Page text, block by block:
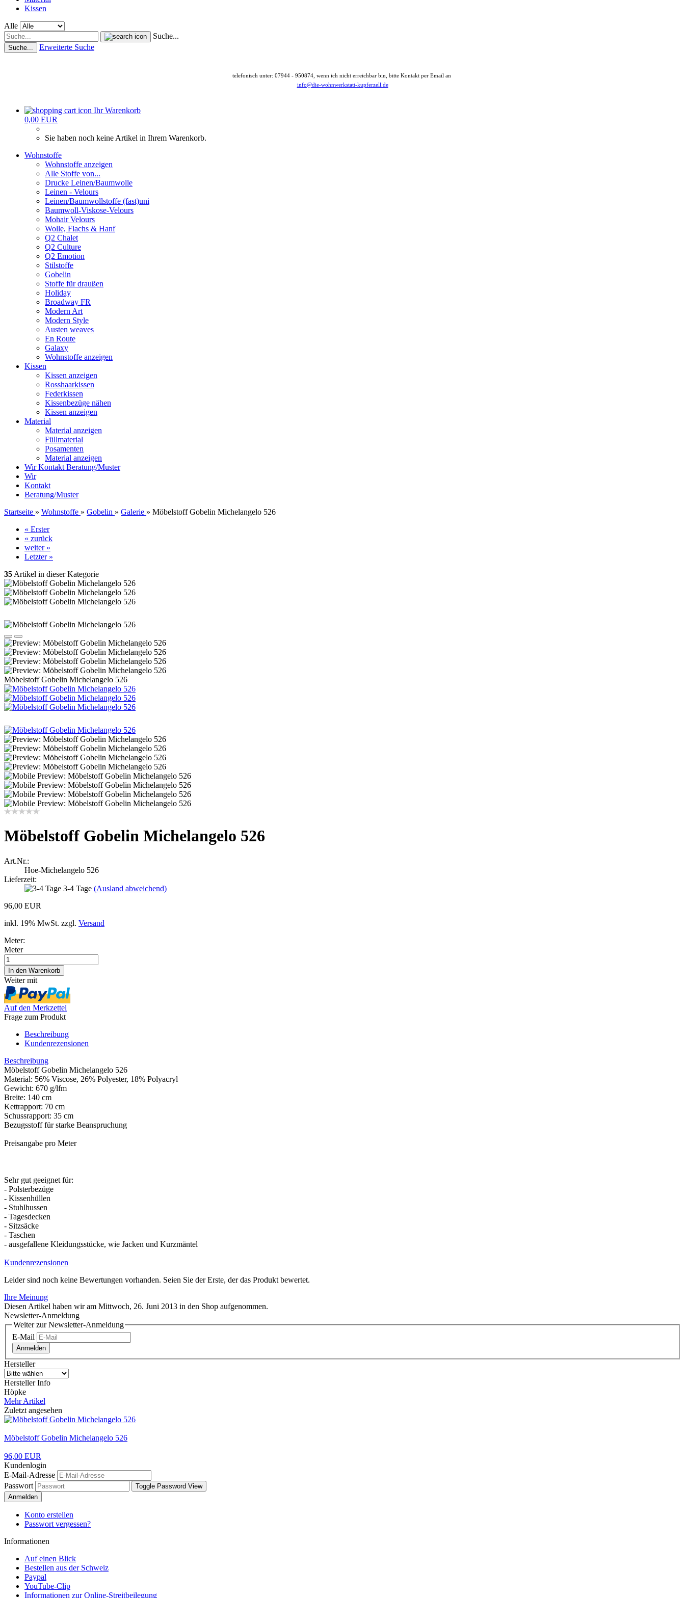
Kissen
Alle
Suche...
Suche... Erweiterte Suche
telefonisch unter: 07944 - 950874, wenn ich nicht erreichbar bin, bitte Kontakt per Email an
info@die-wohnwerkstatt-kupferzell.de
Ihr Warenkorb
0,00 EUR
Sie haben noch keine Artikel in Ihrem Warenkorb.
Wohnstoffe
Wohnstoffe anzeigen
Alle Stoffe von...
Drucke Leinen/Baumwolle
Leinen - Velours
Leinen/Baumwollstoffe (fast)uni
Baumwoll-Viskose-Velours
Mohair Velours
Wolle, Flachs & Hanf
Q2 Chalet
Q2 Culture
Q2 Emotion
Stilstoffe
Gobelin
Stoffe für draußen
Holiday
Broadway FR
Modern Art
Modern Style
Austen weaves
En Route
Galaxy
Wohnstoffe anzeigen
Kissen
Kissen anzeigen
Rosshaarkissen
Federkissen
Kissenbezüge nähen
Kissen anzeigen
Material
Material anzeigen
Füllmaterial
Posamenten
Material anzeigen
WirKontakt Beratung/Muster
Wir
Kontakt
Beratung/Muster
Startseite » Wohnstoffe » Gobelin » Galerie » Möbelstoff Gobelin Michelangelo 526
« Erster
« zurück
weiter »
Letzter »
35 Artikel in dieser Kategorie
Möbelstoff Gobelin Michelangelo 526
Möbelstoff Gobelin Michelangelo 526
Art.Nr.:
Hoe-Michelangelo 526
Lieferzeit:
3-4 Tage (Ausland abweichend)
96,00 EUR
inkl. 19% MwSt. zzgl. Versand
Meter:
Meter
Weiter mit
Auf den Merkzettel
Frage zum Produkt
Beschreibung
Kundenrezensionen
Beschreibung
Möbelstoff Gobelin Michelangelo 526
Material: 56% Viscose, 26% Polyester, 18% Polyacryl
Gewicht: 670 g/lfm
Breite: 140 cm
Kettrapport: 70 cm
Schussrapport: 35 cm
Bezugsstoff für starke Beanspruchung
Preisangabe pro Meter
Sehr gut geeignet für:
- Polsterbezüge
- Kissenhüllen
- Stuhlhussen
- Tagesdecken
- Sitzsäcke
- Taschen
- ausgefallene Kleidungsstücke, wie Jacken und Kurzmäntel
Kundenrezensionen
Leider sind noch keine Bewertungen vorhanden. Seien Sie der Erste, der das Produkt bewertet.
Ihre Meinung
Diesen Artikel haben wir am Mittwoch, 26. Juni 2013 in den Shop aufgenommen.
Newsletter-Anmeldung
Weiter zur Newsletter-Anmeldung
E-Mail
Anmelden
Hersteller
Hersteller Info
Höpke
Mehr Artikel
Zuletzt angesehen
Möbelstoff Gobelin Michelangelo 526
96,00 EUR
Kundenlogin
E-Mail-Adresse
Passwort
Toggle Password View
Anmelden
Konto erstellen
Passwort vergessen?
Informationen
Auf einen Blick
Bestellen aus der Schweiz
Paypal
YouTube-Clip
Informationen zur Online-Streitbeilegung